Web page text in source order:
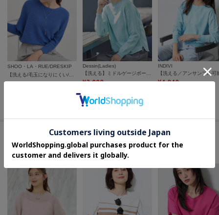
SHOO・LA・RUE/DRESKIP
【洗える/毛玉になりにくい/UV】 ガータードルマン 7分袖ニット
Dessin(Ladies)
【洗える】ミドルゲージボートネックカラーニット
¥3,998
さらに10%OFF
INDIVI
¥4,840
この商品を見た人はコチラの商品も
チェックしています